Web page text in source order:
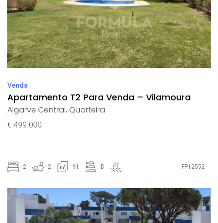
Venda
Apartamento T2 Para Venda – Vilamoura
Algarve Central, Quarteira
€ 499.000
2 2 91 D FP12552